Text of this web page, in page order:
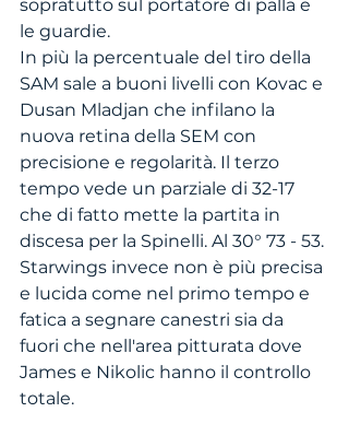
sopratutto sul portatore di palla e
le guardie.
In più la percentuale del tiro della
SAM sale a buoni livelli con Kovac e
Dusan Mladjan che infilano la
nuova retina della SEM con
precisione e regolarità. Il terzo
tempo vede un parziale di 32-17
che di fatto mette la partita in
discesa per la Spinelli. Al 30° 73 - 53.
Starwings invece non è più precisa
e lucida come nel primo tempo e
fatica a segnare canestri sia da
fuori che nell'area pitturata dove
James e Nikolic hanno il controllo
totale.